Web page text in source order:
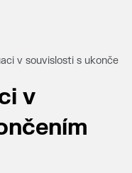
v souvislosti s
v